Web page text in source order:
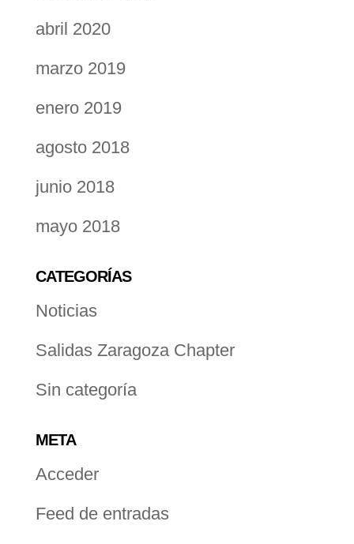
abril 2020
marzo 2019
enero 2019
agosto 2018
junio 2018
mayo 2018
CATEGORÍAS
Noticias
Salidas Zaragoza Chapter
Sin categoría
META
Acceder
Feed de entradas